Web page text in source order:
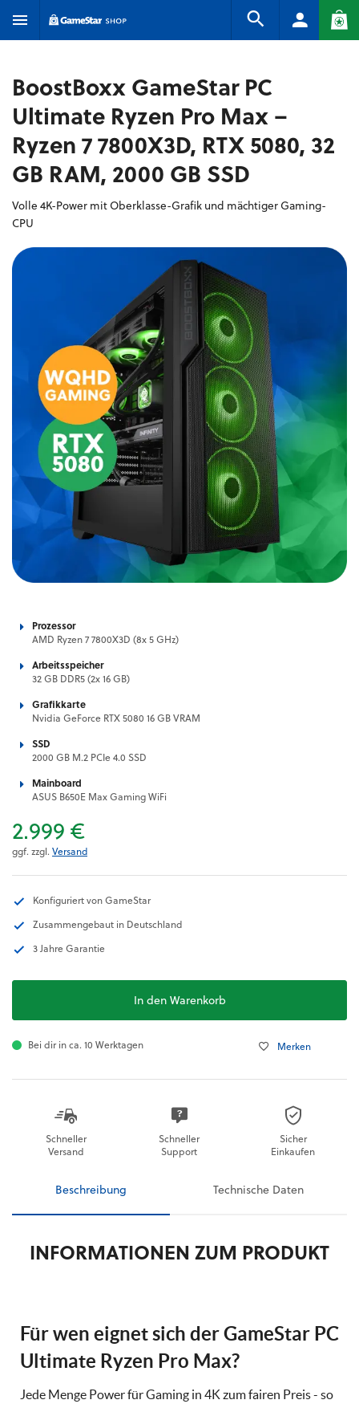
BoostBoxx GameStar PC
Ultimate Ryzen Pro Max –
Ryzen 7 7800X3D, RTX 5080, 32
GB RAM, 2000 GB SSD
Volle 4K-Power mit Oberklasse-Grafik und mächtiger Gaming-
CPU
Prozessor
AMD Ryzen 7 7800X3D (8x 5 GHz)
Arbeitsspeicher
32 GB DDR5 (2x 16 GB)
Grafikkarte
Nvidia GeForce RTX 5080 16 GB VRAM
SSD
2000 GB M.2 PCIe 4.0 SSD
Mainboard
ASUS B650E Max Gaming WiFi
2.999 €
ggf. zzgl. Versand
Konfiguriert von GameStar
Zusammengebaut in Deutschland
3 Jahre Garantie
In den Warenkorb
Bei dir in ca. 10 Werktagen Merken
Schneller
Versand
Schneller
Support
Sicher
Einkaufen
Beschreibung Technische Daten
INFORMATIONEN ZUM PRODUKT
Für wen eignet sich der GameStar PC
Ultimate Ryzen Pro Max?
Jede Menge Power für Gaming in 4K zum fairen Preis - so